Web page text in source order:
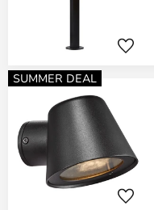
SUMMER DEAL